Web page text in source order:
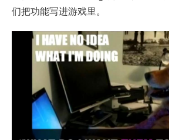
们把功能写进游戏里。